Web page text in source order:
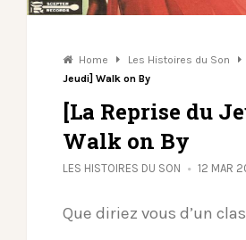
Home Les Histoires du Son
Jeudi] Walk on By
[La Reprise du
Walk on By
LES HISTOIRES DU SON 12 MAR
Que diriez vous d’un